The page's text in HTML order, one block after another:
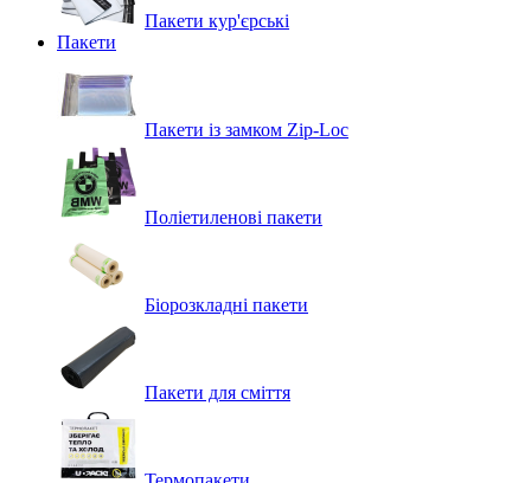
Пакети кур'єрські
Пакети
Пакети із замком Zip-Loc
Поліетиленові пакети
Біорозкладні пакети
Пакети для сміття